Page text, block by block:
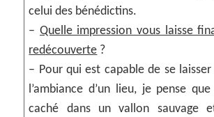
celui des bénédictins.
– Quelle impression vous laisse
redécouverte ?
– Pour qui est capable de se
l’ambiance d’un lieu, je pense
caché dans un vallon sauvage